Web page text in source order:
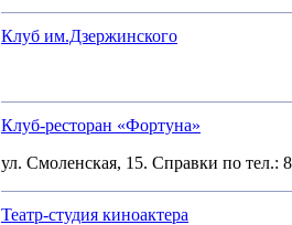
Клуб им.Дзержинского
Клуб-ресторан «Фортуна»
ул. Смоленская, 15. Справки по тел.:
Театр-студия киноактера